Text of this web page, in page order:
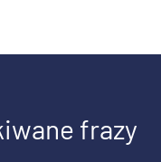
frazy